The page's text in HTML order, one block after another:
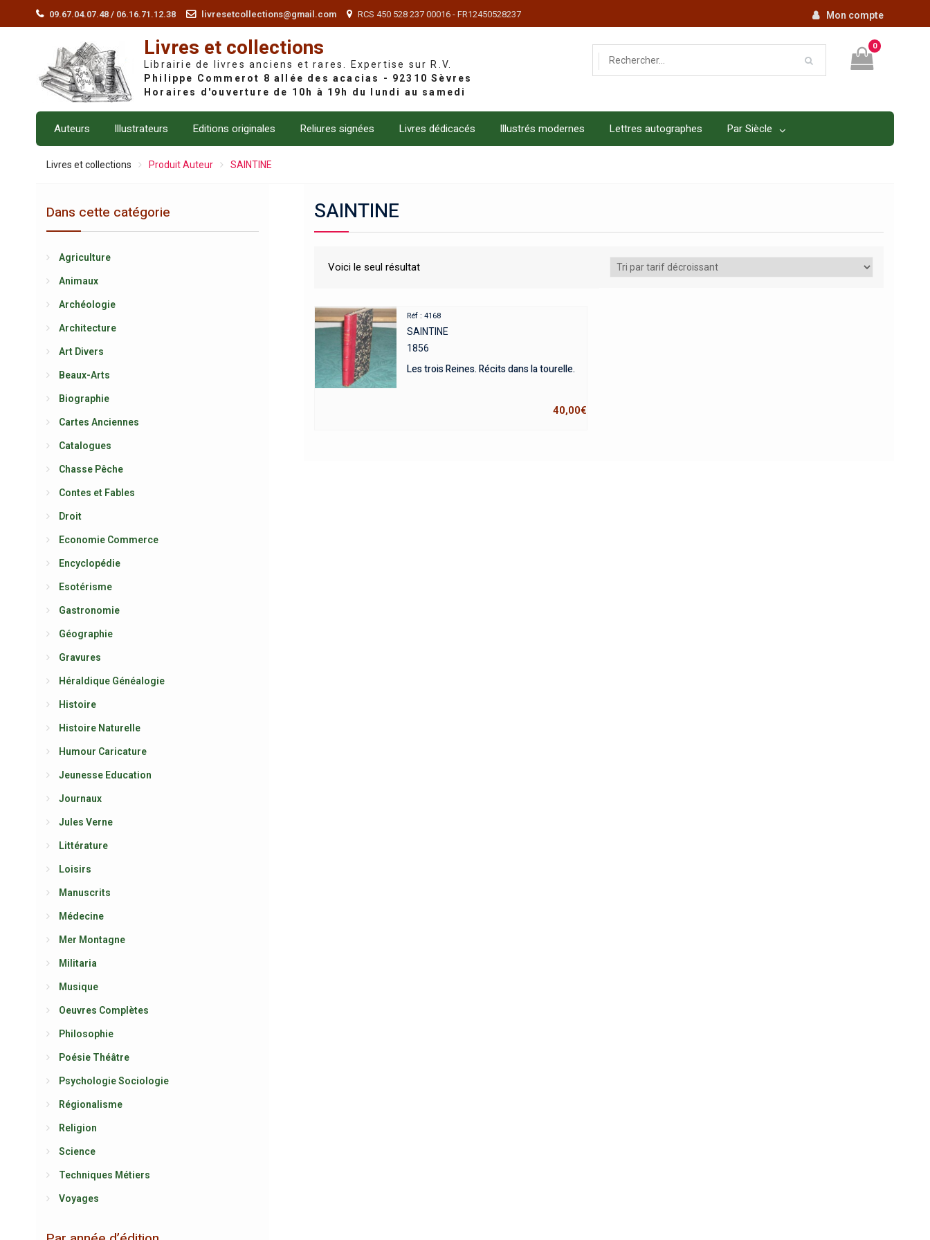
09.67.04.07.48 / 06.16.71.12.38 livresetcollections@gmail.com RCS 450 528 237 00016 - FR12450528237 Mon compte
Livres et collections
Librairie de livres anciens et rares. Expertise sur R.V.
0
Auteurs Illustrateurs Editions originales Reliures signées Livres dédicacés Illustrés modernes Lettres autographes Par Siècle
Livres et collections Produit Auteur SAINTINE
SAINTINE
Voici le seul résultat
Réf : 4168
SAINTINE
1856
Les trois Reines. Récits dans la tourelle.
40,00€
Dans cette catégorie
Agriculture
Animaux
Archéologie
Architecture
Art Divers
Beaux-Arts
Biographie
Cartes Anciennes
Catalogues
Chasse Pêche
Contes et Fables
Droit
Economie Commerce
Encyclopédie
Esotérisme
Gastronomie
Géographie
Gravures
Héraldique Généalogie
Histoire
Histoire Naturelle
Humour Caricature
Jeunesse Education
Journaux
Jules Verne
Littérature
Loisirs
Manuscrits
Médecine
Mer Montagne
Militaria
Musique
Oeuvres Complètes
Philosophie
Poésie Théâtre
Psychologie Sociologie
Régionalisme
Religion
Science
Techniques Métiers
Voyages